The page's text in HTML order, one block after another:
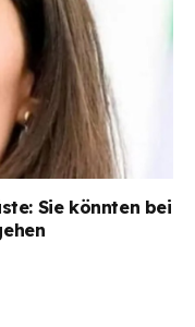
Sie könnten bei